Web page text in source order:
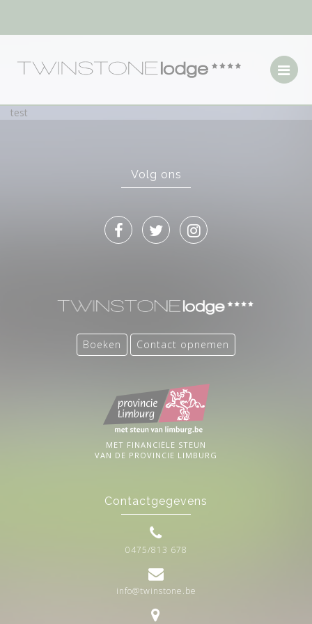
test
Volg ons
Boeken Contact opnemen
MET FINANCIËLE STEUN
VAN DE PROVINCIE LIMBURG
Contactgegevens
0475/813 678
info@twinstone.be